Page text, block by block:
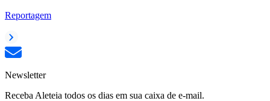
Reportagem
Newsletter
Receba Aleteia todos os dias em sua caixa de e-mail.